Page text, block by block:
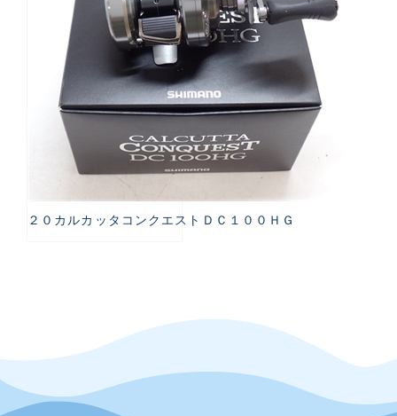
２０カルカッタコンクエストＤＣ１００ＨＧ